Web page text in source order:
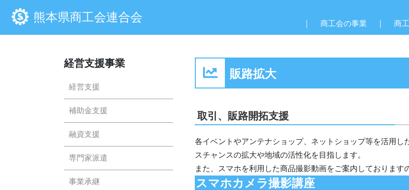
熊本県商工会連合会 商工会の事業 商
経営支援事業
経営支援
補助金支援
融資支援
専門家派遣
事業承継
販路拡大
取引、販路開拓支援
各イベントやアンテナショップ、ネットショップ等を活用
スチャンスの拡大や地域の活性化を目指します。
また、スマホを利用した商品撮影動画をご案内しております
スマホカメラ撮影講座